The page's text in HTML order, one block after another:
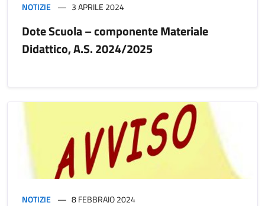
NOTIZIE 3 APRILE 2024
Dote Scuola – componente Materiale
Didattico, A.S. 2024/2025
NOTIZIE 8 FEBBRAIO 2024